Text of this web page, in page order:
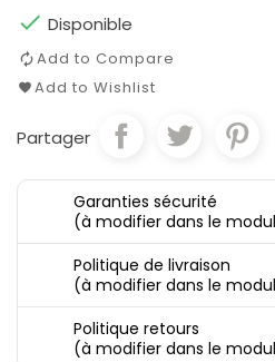
 Disponible
Add to Compare
Add to Wishlist
Partager
Garanties sécurité
(à modifier dans le
Politique de livraison
(à modifier dans le
Politique retours
(à modifier dans le